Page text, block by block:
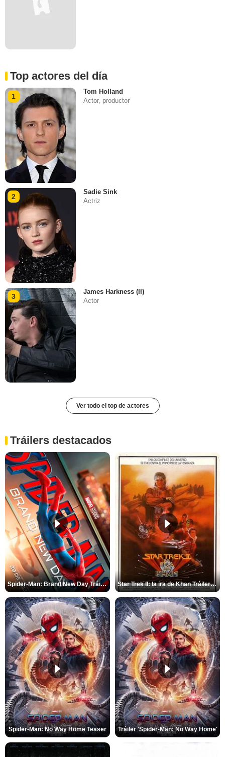
Top actores del día
1
Tom Holland
Actor, productor
2
Sadie Sink
Actriz
3
James Harkness (II)
Actor
Ver todo el top de actores
Tráilers destacados
Spider-Man: Brand New Day Tráiler (3) Star Trek II: la ira de Khan Tráiler VO
Spider-Man: No Way Home Teaser Tráiler 'Spider-Man: No Way Home'